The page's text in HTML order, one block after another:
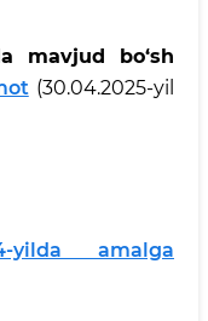
mavjud bo‘sh
(30.04.2025-yil
yilda amalga